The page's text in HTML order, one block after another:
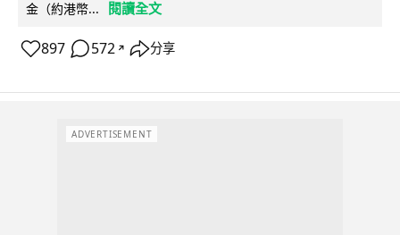
金（約港幣...
閱讀全文
897 572 ↗ 分享
ADVERTISEMENT